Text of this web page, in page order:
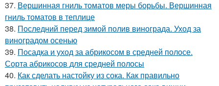
37. Вершинная гниль томатов меры борьбы. Вершинная
гниль томатов в теплице
38. Последний перед зимой полив винограда. Уход за
виноградом осенью
39. Посадка и уход за абрикосом в средней полосе.
Сорта абрикосов для средней полосы
40. Как сделать настойку из сока. Как правильно